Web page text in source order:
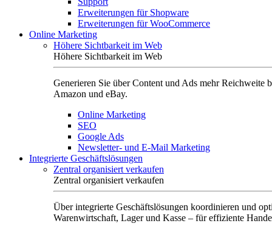
Erweiterungen für Shopware
Erweiterungen für WooCommerce
Online Marketing
Höhere Sichtbarkeit im Web
Höhere Sichtbarkeit im Web
Generieren Sie über Content und Ads mehr Reichweite
Amazon und eBay.
Online Marketing
SEO
Google Ads
Newsletter- und E-Mail Marketing
Integrierte Geschäftslösungen
Zentral organisiert verkaufen
Zentral organisiert verkaufen
Über integrierte Geschäftslösungen koordinieren und
Warenwirtschaft, Lager und Kasse – für effiziente